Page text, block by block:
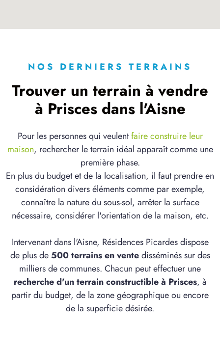
NOS DERNIERS TERRAINS
Trouver un terrain à vendre
à Prisces dans l'Aisne
Pour les personnes qui veulentfaire construire leur
maison, rechercher le terrain idéal apparaît comme une
première phase.
En plus du budget et de la localisation, il faut prendre en
considération divers éléments comme par exemple,
connaître la nature du sous-sol, arrêter la surface
nécessaire, considérer l'orientation de la maison, etc.
Intervenant dans l'Aisne, Résidences Picardes dispose
de plus de 500 terrains en ventedisséminés sur des
milliers de communes. Chacun peut effectuer une
recherche d'un terrain constructible à Prisces, à
partir du budget, de la zone géographique ou encore
de la superficie désirée.